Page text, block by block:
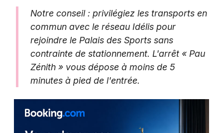
Notre conseil : privilégiez les transports en
commun avec le réseau Idélis pour
rejoindre le Palais des Sports sans
contrainte de stationnement. L'arrêt « Pau
Zénith » vous dépose à moins de 5
minutes à pied de l'entrée.